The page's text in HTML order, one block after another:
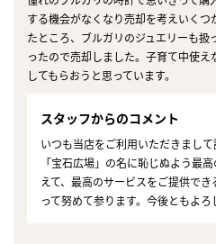
する機会がなくなり売却を考えいく
たところ、ブルガリのジュエリーも
ったので売却しました。子育て中使
してもらおうと思っています。
スタッフからのコメント
いつも当店をご利用いただきまして
「宝石広場」の名に恥じぬよう最
えて、最高のサービスをご提供で
って努めて参ります。今後ともよろ